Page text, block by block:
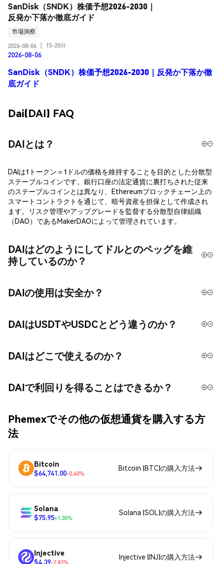
SanDisk（SNDK）株価予想2026-2030｜
反発か下落か徹底ガイド
市場洞察
2026-08-06
15-20分
2026-08-06
SanDisk（SNDK）株価予想2026-2030｜反発か下落か徹
底ガイド
Dai(DAI) FAQ
DAIとは？
DAIは1トークン＝1ドルの価格を維持することを目的とした分散型
ステーブルコインです。銀行口座の法定通貨に裏打ちされた従来
のステーブルコインとは異なり、Ethereumブロックチェーン上の
スマートコントラクトを通じて、暗号資産を担保として作成され
ます。リスク管理やアップグレードを監督する分散型自律組織
（DAO）であるMakerDAOによって管理されています。
DAIはどのようにしてドルとのペッグを維
持しているのか？
DAIの使用は安全か？
DAIはUSDTやUSDCとどう違うのか？
DAIはどこで使えるのか？
DAIで利回りを得ることはできるか？
Phemexでその他の仮想通貨を購入する方
法
Bitcoin
$64,741.00-0.40%
Bitcoin (BTC)の購入方法
Solana
$75.95+1.30%
Solana (SOL)の購入方法
Injective
$4.39-2.82%
Injective (INJ)の購入方法